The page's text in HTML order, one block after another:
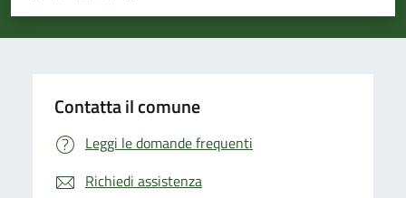
Valuta 5 stelle su 5
Valuta 4 stelle su 5
Valuta 3 stelle su 5
Valuta 2 stelle su 5
Valuta 1 stelle su 5
Contatta il comune
Leggi le domande frequenti
Richiedi assistenza